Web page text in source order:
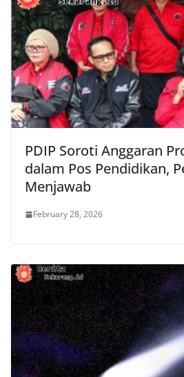
PDIP Soroti Anggaran
dalam Pos Pendidikan,
Menjawab
February 28, 2026